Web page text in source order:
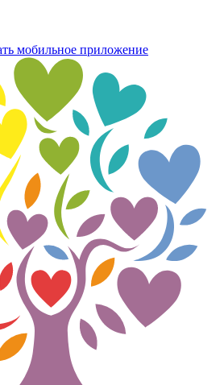
мобильное приложение